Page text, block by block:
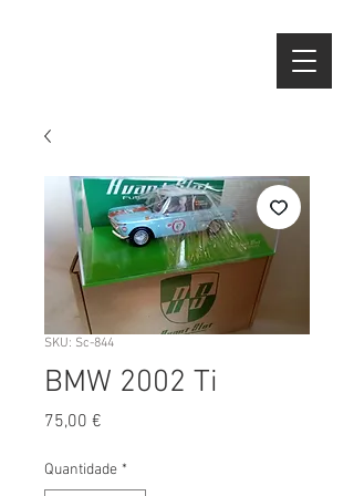
SKU: Sc-844
BMW 2002 Ti
75,00 €
Quantidade *